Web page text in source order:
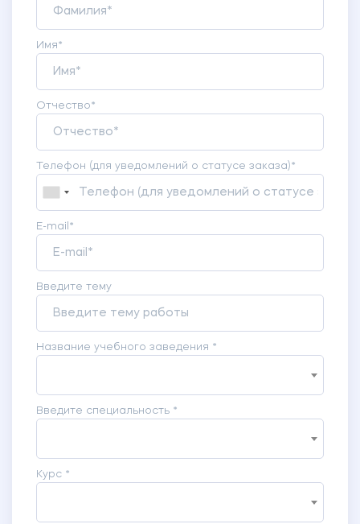
Имя*
Отчество*
Телефон (для уведомлений о статусе заказа)*
E-mail*
Введите тему
Название учебного заведения *
Введите специальность *
Курс *